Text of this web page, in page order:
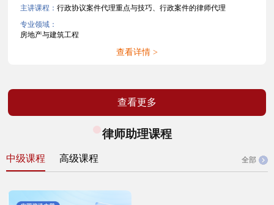
主讲课程：行政协议案件代理重点与技巧、行政案件的律师代理
专业领域：
房地产与建筑工程
查看详情 >
查看更多
律师助理课程
中级课程 高级课程 全部